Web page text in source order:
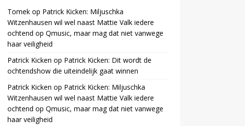
Tomekop Patrick Kicken: Miljuschka
Witzenhausen wil wel naast Mattie Valk iedere
ochtend op Qmusic, maar mag dat niet vanwege
haar veiligheid
Patrick Kicken op Patrick Kicken: Dit wordt de
ochtendshow die uiteindelijk gaat winnen
Patrick Kicken op Patrick Kicken: Miljuschka
Witzenhausen wil wel naast Mattie Valk iedere
ochtend op Qmusic, maar mag dat niet vanwege
haar veiligheid